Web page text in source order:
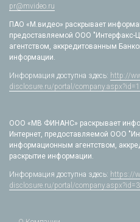
pr@mvideo.ru
ПАО «М.видео» раскрывает
предоставляемой ООО
агентством, аккредитованным
информации.
Информация доступна здесь: http://
disclosure.ru/portal/
ООО «МВ ФИНАНС» раскрывает
Интернет, предоставляемой ООО
информационным агентством,
раскрытие информации.
Информация доступна здесь: https://
disclosure.ru/portal/